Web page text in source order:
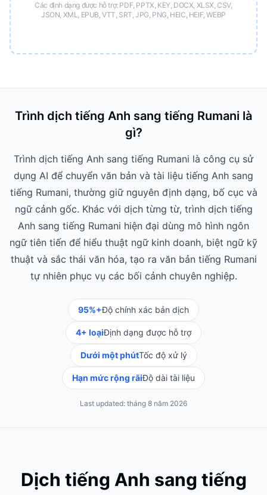
Các định dạng được hỗ trợ: PDF, PPTX, KEY, DOCX, XLSX, CSV,
JSON, XML, EPUB, VTT, SRT, JPG, PNG, HEIC, HEIF, WEBP
Trình dịch tiếng Anh sang tiếng Rumani là
gì?
Trình dịch tiếng Anh sang tiếng Rumani là công cụ sử
dụng AI để chuyển văn bản và tài liệu tiếng Anh sang
tiếng Rumani, thường giữ nguyên định dạng, bố cục và
ngữ cảnh gốc. Khác với dịch từng từ, trình dịch tiếng
Anh sang tiếng Rumani hiện đại dùng mô hình ngôn
ngữ tiên tiến để hiểu thuật ngữ kinh doanh, biệt ngữ kỹ
thuật và sắc thái văn hóa, tạo ra văn bản tiếng Rumani
tự nhiên phục vụ các bối cảnh chuyên nghiệp.
95%+Độ chính xác bản dịch
4+ loạiĐịnh dạng được hỗ trợ
Dưới một phútTốc độ xử lý
Hạn mức rộng rãiĐộ dài tài liệu
Last updated: tháng 8 năm 2026
Dịch tiếng Anh sang tiếng